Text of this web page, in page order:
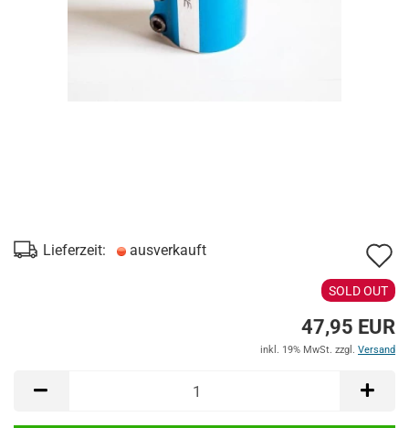
Lieferzeit: ausverkauft
SOLD OUT
47,95 EUR
inkl. 19% MwSt. zzgl. Versand